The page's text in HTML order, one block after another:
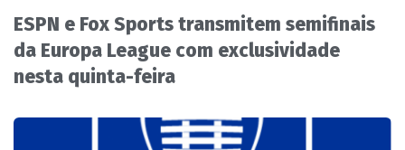
ESPN e Fox Sports transmitem semifinais
da Europa League com exclusividade
nesta quinta-feira